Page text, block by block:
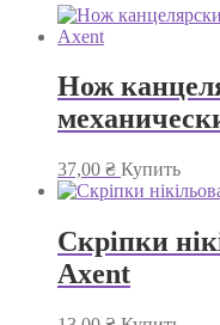
Нож
37,00 ₴ Купить
Скріпки
Axent